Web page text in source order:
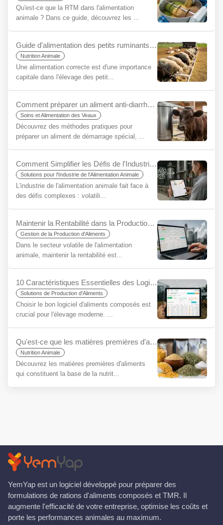
Qu'est-ce que la RTM dans l'alimentation
animale ? Dans ce guide, découvrez les ...
Guide d'alimentation des petits ruminants pour débutants
Nutrition Animale
Une alimentation correcte est d'une importance
capitale dans l'élevage des petit...
Comment préparer un aliment anti-diarrhée pour veaux ? Le secret d'un bon départ
Soins et Alimentation des Veaux
Découvrez des méthodes pratiques pour
préparer un aliment de démarrage spécial, ...
Comment Simplifier les Défis de l'Industrie de l'Alimentation Animale en Utilisant YemYap ?
Solutions pour l'Industrie de l'Alimentation Animale
L'industrie de l'alimentation animale fait face à
des défis complexes : volatili...
Maintenir la Rentabilité dans la Production d'Aliments pour Animaux à l'Ère de l'Incertitude : L'Importance Stratégique des Logiciels de Rationnement
Gestion de la Production d'Aliments
Dans le secteur volatile de l'alimentation
animale, maintenir la rentabilité est...
10 Caractéristiques Essentielles des Logiciels d'Aliments Composés et la Différence YemYap
Solutions de Production d'Aliments
Choisir le bon logiciel d'aliments composés est
crucial pour l'élevage moderne. ...
Qu'est-ce que les matières premières d'aliments pour débutants ?
Nutrition Animale
Découvrez les matières premières d'aliments
qui constituent la base de la nutrit...
YemYap est un logiciel développé pour préparer des
formulations de rations d'aliments composés et TMR. Il
augmente l'efficacité de votre entreprise, optimise les coûts et
porte les performances animales au maximum.